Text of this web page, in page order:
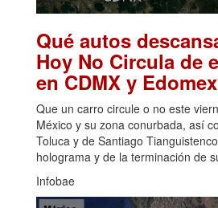
Qué autos
Hoy No Circula de
en CDMX y Edomex
Que un carro circule o no este
México y su zona conurbada, así
Toluca y de Santiago
holograma y de la terminación de
Infobae